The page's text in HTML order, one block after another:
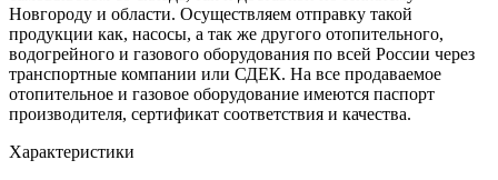
Новгороду и области. Осуществляем отправку такой
продукции как, насосы, а так же другого отопительного,
водогрейного и газового оборудования по всей России через
транспортные компании или СДЕК. На все продаваемое
отопительное и газовое оборудование имеются паспорт
производителя, сертификат соответствия и качества.
Характеристики